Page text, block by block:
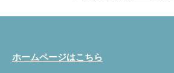
ホームページはこちら